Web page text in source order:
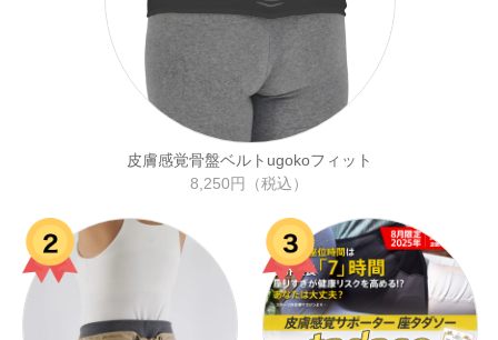
皮膚感覚骨盤ベルトugokoフィット
8,250円（税込）